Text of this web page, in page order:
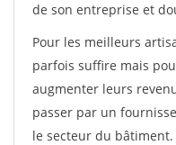
de son entreprise et
Pour les meilleurs
parfois suffire mais
augmenter leurs
passer par un
le secteur du bâtiment.